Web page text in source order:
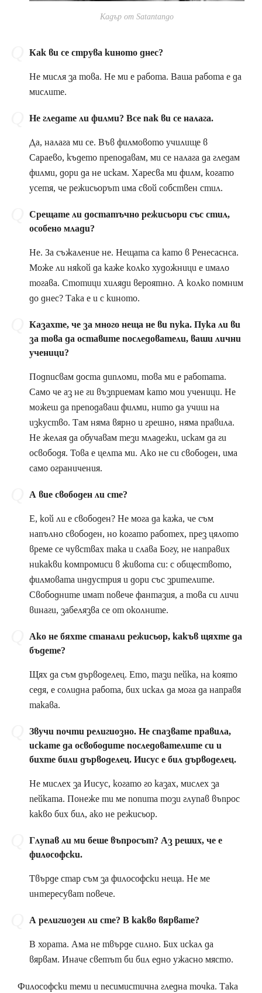
Кадър от Satantango
Как ви се струва киното днес?
Не мисля за това. Не ми е работа. Ваша работа е да
мислите.
Не гледате ли филми? Все пак ви се налага.
Да, налага ми се. Във филмовото училище в
Сараево, където преподавам, ми се налага да гледам
филми, дори да не искам. Харесва ми филм, когато
усетя, че режисьорът има свой собствен стил.
Срещате ли достатъчно режисьори със стил,
особено млади?
Не. За съжаление не. Нещата са като в Ренесаснса.
Може ли някой да каже колко художници е имало
тогава. Стотици хиляди вероятно. А колко помним
до днес? Така е и с киното.
Казахте, че за много неща не ви пука. Пука ли ви
за това да оставите последователи, ваши лични
ученици?
Подписвам доста дипломи, това ми е работата.
Само че аз не ги възприемам като мои ученици. Не
можеш да преподаваш филми, нито да учиш на
изкуство. Там няма вярно и грешно, няма правила.
Не желая да обучавам тези младежи, искам да ги
освободя. Това е целта ми. Ако не си свободен, има
само ограничения.
А вие свободен ли сте?
Е, кой ли е свободен? Не мога да кажа, че съм
напълно свободен, но когато работех, през цялото
време се чувствах така и слава Богу, не направих
никакви компромиси в живота си: с обществото,
филмовата индустрия и дори със зрителите.
Свободните имат повече фантазия, а това си личи
винаги, забелязва се от околните.
Ако не бяхте станали режисьор, какъв щяхте да
бъдете?
Щях да съм дърводелец. Ето, тази пейка, на която
седя, е солидна работа, бих искал да мога да направя
такава.
Звучи почти религиозно. Не спазвате правила,
искате да освободите последователите си и
бихте били дърводелец. Иисус е бил дърводелец.
Не мислех за Иисус, когато го казах, мислех за
пейката. Понеже ти ме попита този глупав въпрос
какво бих бил, ако не режисьор.
Глупав ли ми беше въпросът? Аз реших, че е
философски.
Твърде стар съм за философски неща. Не ме
интересуват повече.
А религиозен ли сте? В какво вярвате?
В хората. Ама не твърде силно. Бих искал да
вярвам. Иначе светът би бил едно ужасно място.
Философски теми и песимистична гледна точка. Така